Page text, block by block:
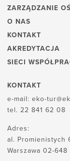
ZARZĄDZANIE
O NAS
KONTAKT
AKREDYTACJA
SIECI
KONTAKT
e-mail: eko-
tel. 22 841 62 08
Adres:
al. Promienistych
Warszawa 02-648